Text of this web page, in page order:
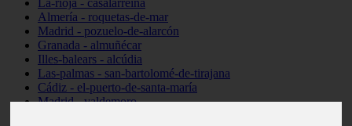
La-rioja - casalarreina
Almería - roquetas-de-mar
Madrid - pozuelo-de-alarcón
Granada - almuñécar
Illes-balears - alcúdia
Las-palmas - san-bartolomé-de-tirajana
Cádiz - el-puerto-de-santa-maría
Madrid - valdemoro